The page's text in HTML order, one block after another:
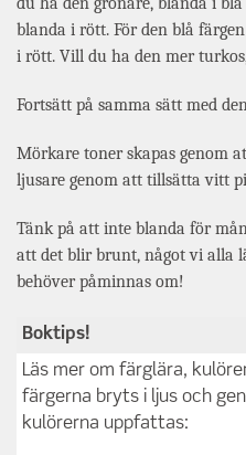
blanda i rött. För den blå
i rött. Vill du ha den mer
Fortsätt på samma sätt med
Mörkare toner skapas genom
ljusare genom att tillsätta vitt
Tänk på att inte blanda för
att det blir brunt, något vi alla
behöver påminnas om!
Boktips!
Läs mer om färglära,
färgerna bryts i ljus och
kulörerna uppfattas: